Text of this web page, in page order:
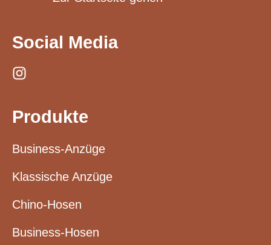
Social Media
Produkte
Business-Anzüge
Klassische Anzüge
Chino-Hosen
Business-Hosen